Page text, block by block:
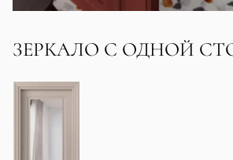
ЗЕРКАЛО С ОДНОЙ